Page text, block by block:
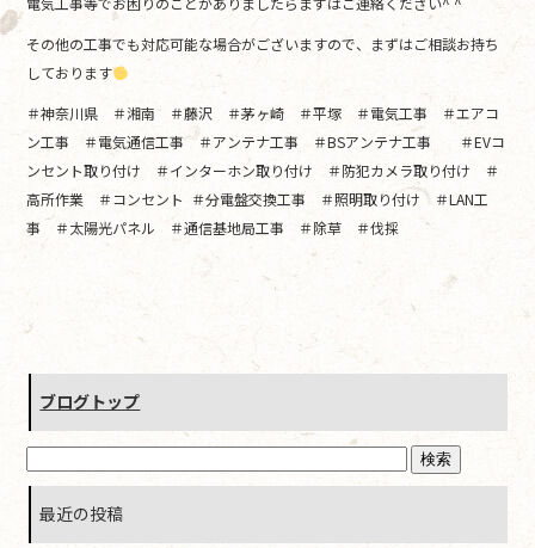
その他の工事でも対応可能な場合がございますので、まずはご相談お持ち
しております
＃神奈川県 ＃湘南 ＃藤沢 ＃茅ヶ崎 ＃平塚 ＃電気工事 ＃エアコ
ン工事 ＃電気通信工事 ＃アンテナ工事 ＃BSアンテナ工事 ＃EVコ
ンセント取り付け ＃インターホン取り付け ＃防犯カメラ取り付け ＃
高所作業 ＃コンセント ＃分電盤交換工事 ＃照明取り付け ＃LAN工
事 ＃太陽光パネル ＃通信基地局工事 ＃除草 ＃伐採
ブログトップ
最近の投稿